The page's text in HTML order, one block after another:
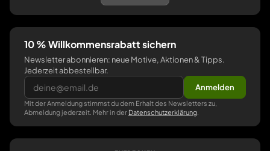
10 % Willkommensrabatt sichern
Newsletter abonnieren: neue Motive, Aktionen & Tipps.
Jederzeit abbestellbar.
Anmelden
Mit der Anmeldung stimmst du dem Erhalt des Newsletters zu,
Abmeldung jederzeit. Mehr in der Datenschutzerklärung